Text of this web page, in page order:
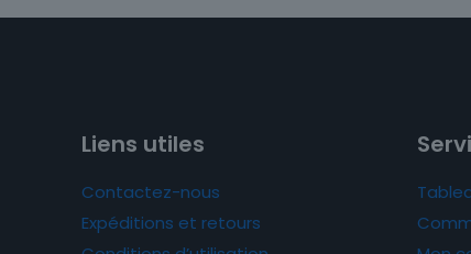
Liens utiles
Contactez-nous
Expéditions et retours